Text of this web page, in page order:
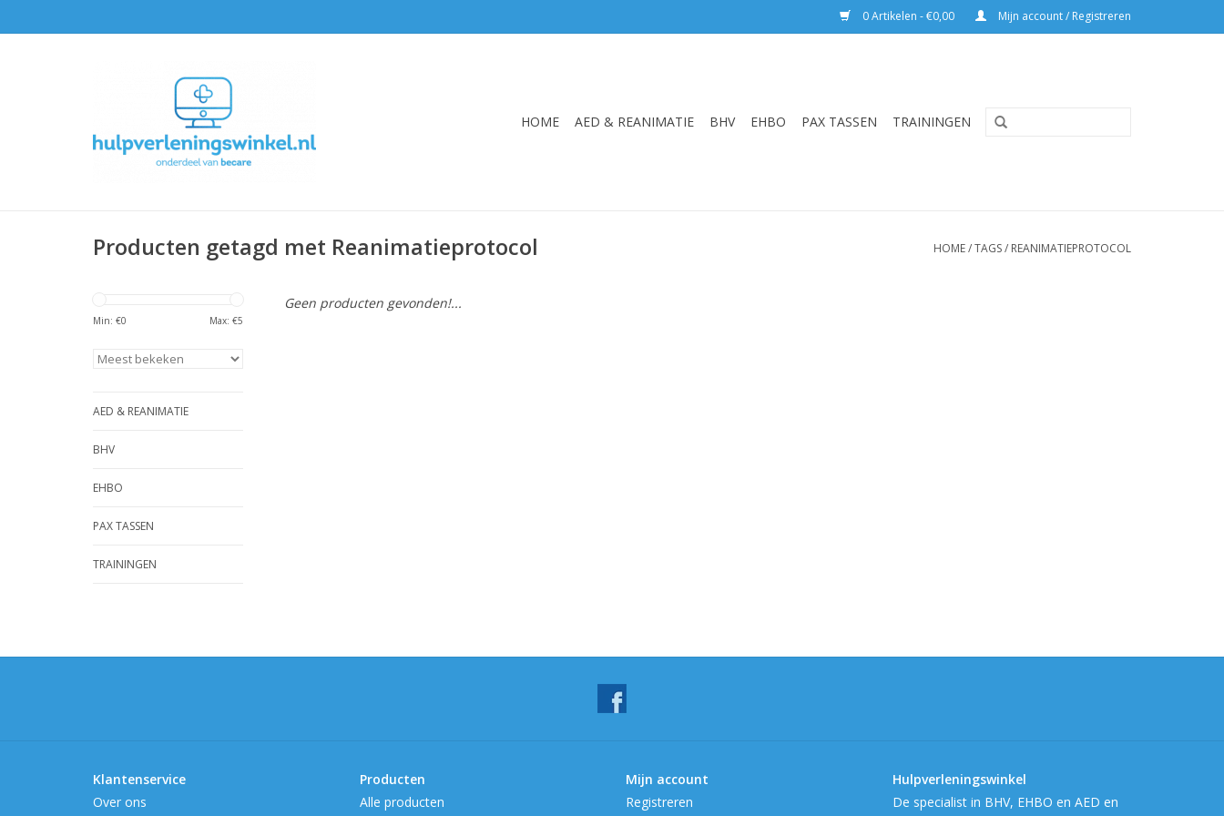
0 Artikelen - €0,00 Mijn account / Registreren
HOME AED & REANIMATIE BHV EHBO PAX TASSEN TRAININGEN
Producten getagd met Reanimatieprotocol HOME/TAGS/ REANIMATIEPROTOCOL
Min: €0 Max: €5
AED & REANIMATIE
BHV
EHBO
PAX TASSEN
TRAININGEN
Geen producten gevonden!...
Klantenservice
Over ons
Producten
Alle producten
Mijn account
Registreren
Hulpverleningswinkel
De specialist in BHV, EHBO en AED en